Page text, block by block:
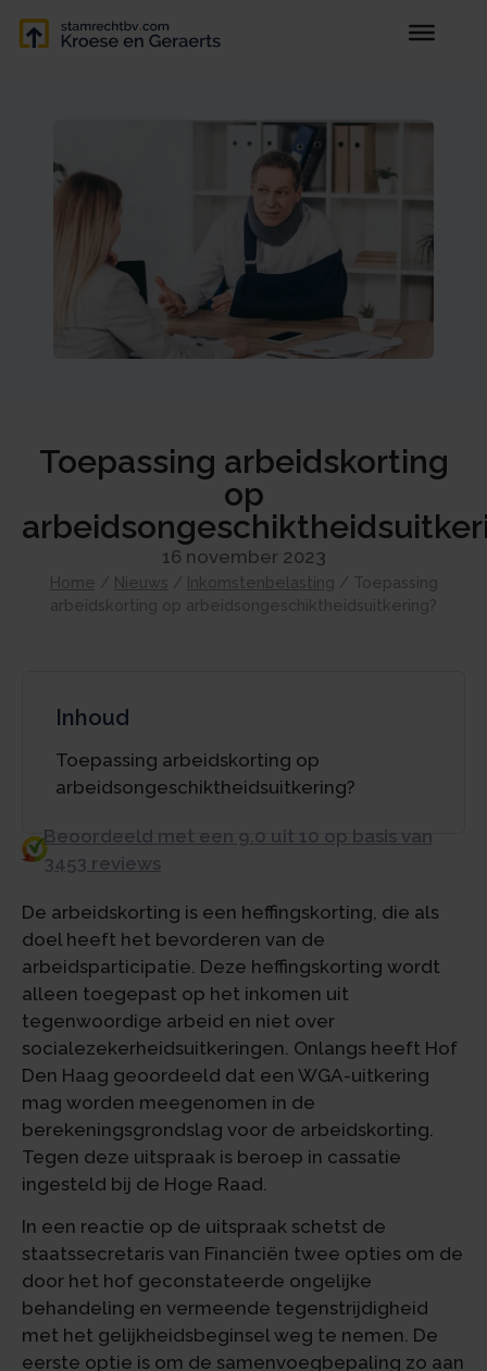
Toepassing arbeidskorting
op
16 november 2023
Home / Nieuws / Inkomstenbelasting / Toepassing
arbeidskorting op arbeidsongeschiktheidsuitkering?
Inhoud
Toepassing arbeidskorting op
arbeidsongeschiktheidsuitkering?
Beoordeeld met een 9.0 uit 10 op basis van
3453 reviews
De arbeidskorting is een heffingskorting, die als
doel heeft het bevorderen van de
arbeidsparticipatie. Deze heffingskorting wordt
alleen toegepast op het inkomen uit
tegenwoordige arbeid en niet over
socialezekerheidsuitkeringen. Onlangs heeft Hof
Den Haag geoordeeld dat een WGA-uitkering
mag worden meegenomen in de
berekeningsgrondslag voor de arbeidskorting.
Tegen deze uitspraak is beroep in cassatie
ingesteld bij de Hoge Raad.
In een reactie op de uitspraak schetst de
staatssecretaris van Financiën twee opties om de
door het hof geconstateerde ongelijke
behandeling en vermeende tegenstrijdigheid
met het gelijkheidsbeginsel weg te nemen. De
eerste optie is om de samenvoegbepaling zo aan